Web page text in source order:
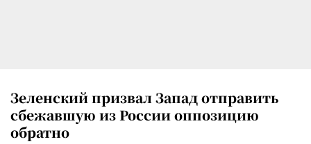
Зеленский призвал Запад отправить
сбежавшую из России оппозицию
обратно